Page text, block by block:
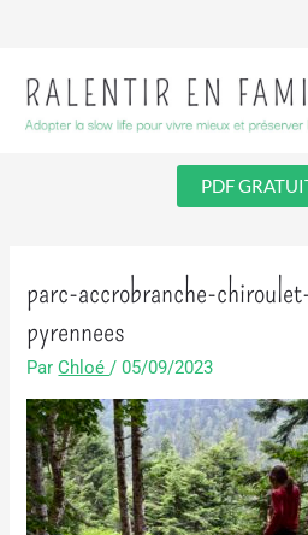
PDF
parc-accrobranche-
pyrennees
ParChloé/05/09/2023